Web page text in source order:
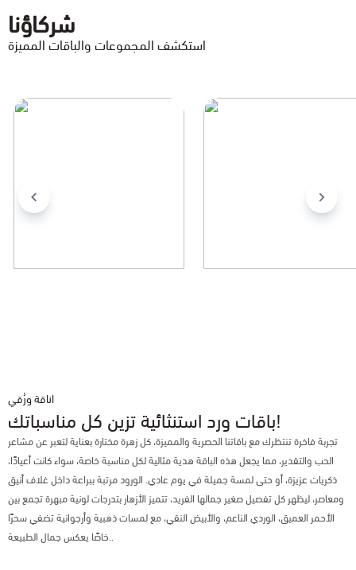
شركاؤنا
استكشف المجموعات والباقات المميزة
اناقة ورُقي
باقات ورد استنثائية تزين كل مناسباتك!
تجربة فاخرة تنتظرك مع باقاتنا الحصرية والمميزة، كل زهرة مختارة بعناية لتعبر عن مشاعر
الحب والتقدير، مما يجعل هذه الباقة هدية مثالية لكل مناسبة خاصة، سواء كانت أعيادًا،
ذكريات عزيزة، أو حتى لمسة جميلة في يوم عادي. الورود مرتبة ببراعة داخل غلاف أنيق
ومعاصر، ليظهر كل تفصيل صغير جمالها الفريد، تتميز الأزهار بتدرجات لونية مبهرة تجمع بين
الأحمر العميق، الوردي الناعم، والأبيض النقي، مع لمسات ذهبية وأرجوانية تضفي سحرًا
خاصًا يعكس جمال الطبيعة..